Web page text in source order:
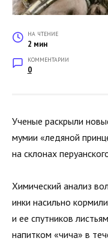
НА ЧТЕНИЕ
2 мин
КОММЕНТАРИИ
0
Ученые раскрыли
мумии «ледяной
на склонах
Химический анализ
инки насильно
и ее спутников
напитком «чича» в